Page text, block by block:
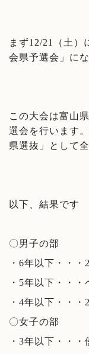
まず12/21（土）
会県予選会」に
この大会は富山
選会を行います
県選抜」として
以下、結果です
〇男子の部
・6年以下・・
・5年以下・・
・4年以下・・・
〇女子の部
・3年以下・・・